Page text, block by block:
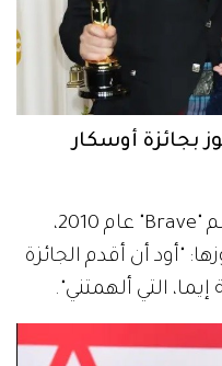
بجائزة أوسكار
فازت تشابمان بالجائزة عن فيلم "Brave" عام 2010،
"أود أن أقدم الجائزة
إيما، التي ألهمتني".